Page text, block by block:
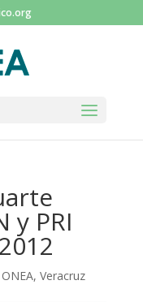
y PRI
ONEA, Veracruz